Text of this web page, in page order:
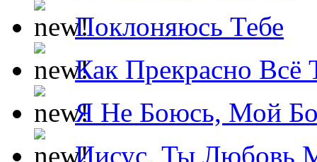
Поклоняюсь Тебе
Как Прекрасно Всё
Я Не Боюсь, Мой
Иисус, Ты Любовь